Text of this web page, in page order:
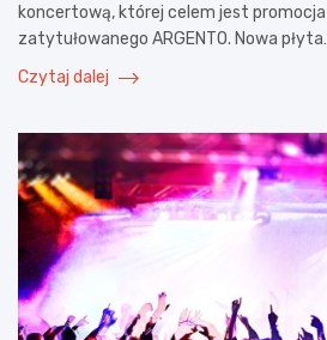
koncertową, której celem jest
zatytułowanego ARGENTO. Nowa
Czytaj dalej